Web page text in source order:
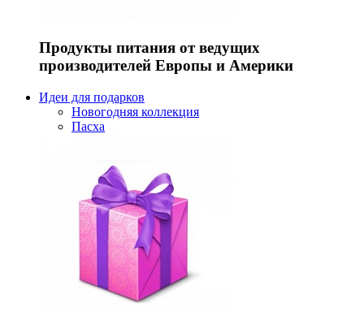
Продукты питания от ведущих
производителей Европы и Америки
Идеи для подарков
Новогодняя коллекция
Пасха